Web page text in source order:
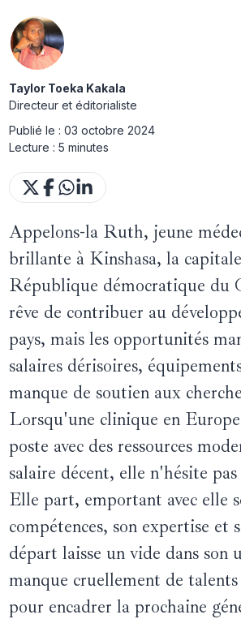
Taylor Toeka Kakala
Directeur et éditorialiste
Publié le :03 octobre 2024
Lecture :5 minutes
Appelons-la Ruth, jeune
brillante à Kinshasa, la
République démocratique du
rêve de contribuer au
pays, mais les opportunités
salaires dérisoires,
manque de soutien aux
Lorsqu'une clinique en
poste avec des ressources
salaire décent, elle n'hésite
Elle part, emportant avec elle
compétences, son expertise et
départ laisse un vide dans son
manque cruellement de
pour encadrer la prochaine